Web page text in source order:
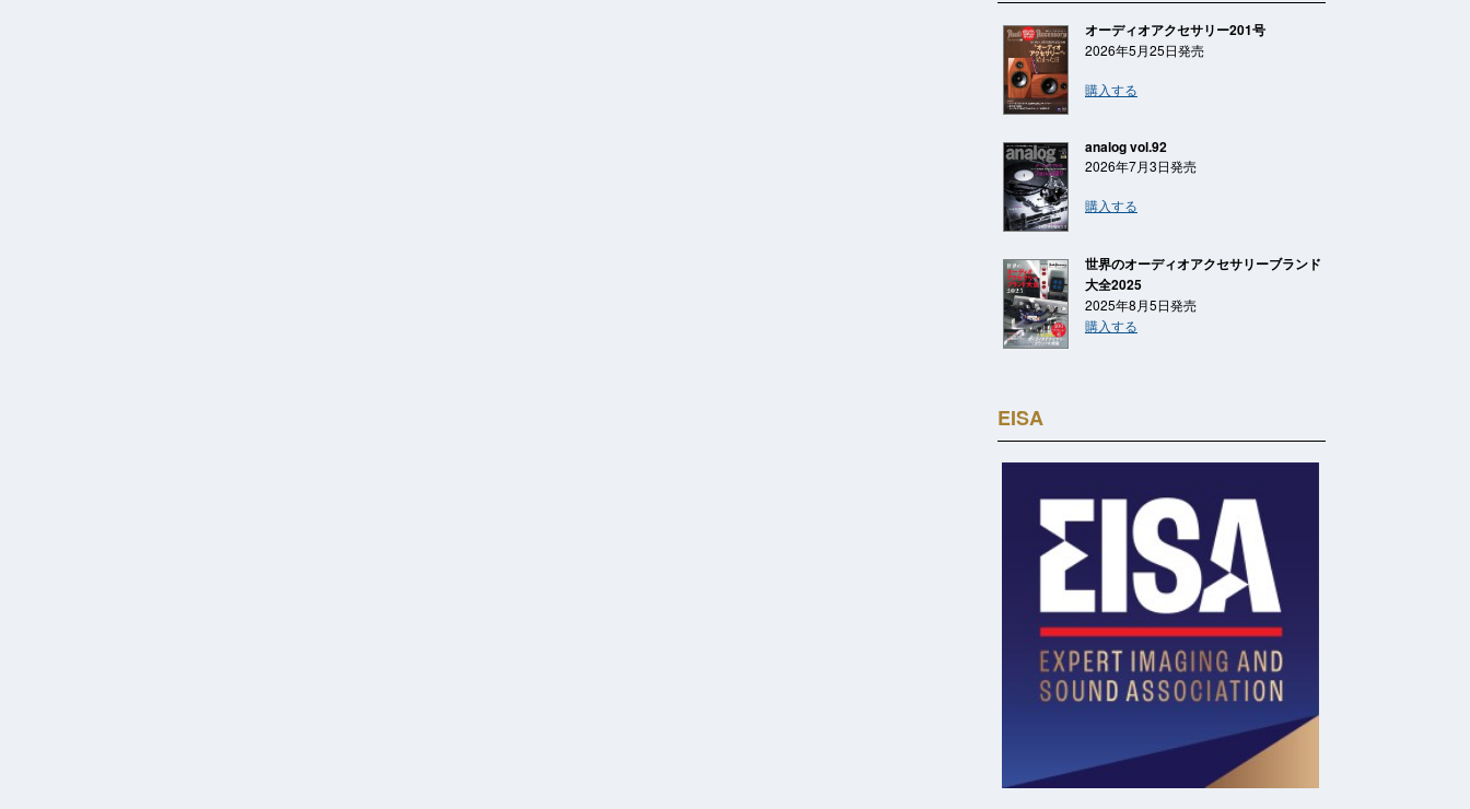
オーディオアクセサリー201号
2026年5月25日発売
購入する
analog vol.92
2026年7月3日発売
購入する
世界のオーディオアクセサリーブランド
大全2025
2025年8月5日発売
購入する
EISA